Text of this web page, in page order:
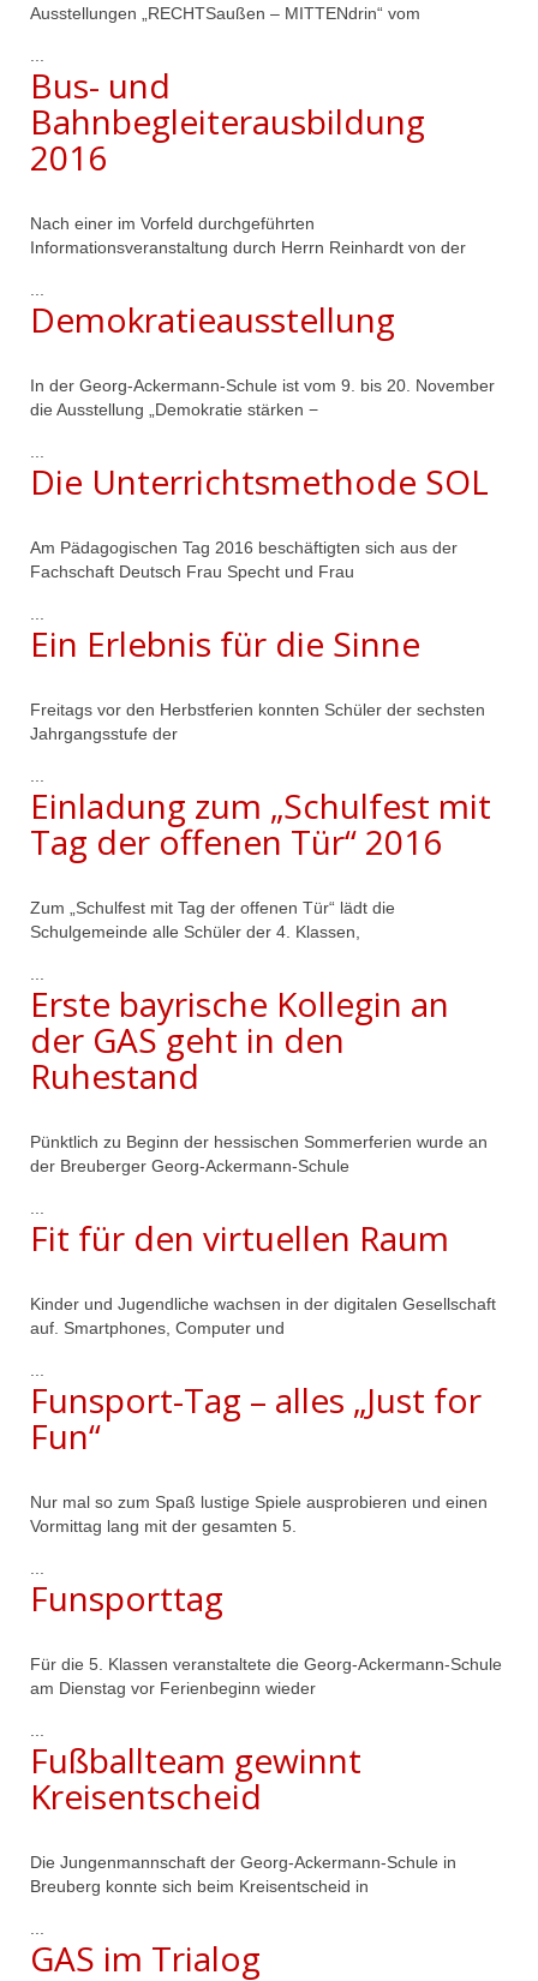
Ausstellungen „RECHTSaußen – MITTENdrin“ vom
Bus- und
Bahnbegleiterausbildung
2016
Nach einer im Vorfeld durchgeführten
Informationsveranstaltung durch Herrn Reinhardt von der
Demokratieausstellung
In der Georg-Ackermann-Schule ist vom 9. bis 20. November
die Ausstellung „Demokratie stärken −
Die Unterrichtsmethode SOL
Am Pädagogischen Tag 2016 beschäftigten sich aus der
Fachschaft Deutsch Frau Specht und Frau
Ein Erlebnis für die Sinne
Freitags vor den Herbstferien konnten Schüler der sechsten
Jahrgangsstufe der
Einladung zum „Schulfest mit
Tag der offenen Tür“ 2016
Zum „Schulfest mit Tag der offenen Tür“ lädt die
Schulgemeinde alle Schüler der 4. Klassen,
Erste bayrische Kollegin an
der GAS geht in den
Ruhestand
Pünktlich zu Beginn der hessischen Sommerferien wurde an
der Breuberger Georg-Ackermann-Schule
Fit für den virtuellen Raum
Kinder und Jugendliche wachsen in der digitalen Gesellschaft
auf. Smartphones, Computer und
Funsport-Tag – alles „Just for
Fun“
Nur mal so zum Spaß lustige Spiele ausprobieren und einen
Vormittag lang mit der gesamten 5.
Funsporttag
Für die 5. Klassen veranstaltete die Georg-Ackermann-Schule
am Dienstag vor Ferienbeginn wieder
Fußballteam gewinnt
Kreisentscheid
Die Jungenmannschaft der Georg-Ackermann-Schule in
Breuberg konnte sich beim Kreisentscheid in
GAS im Trialog